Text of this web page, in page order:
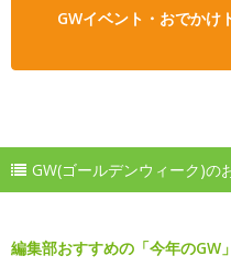
GWイベント・おでかけ
GW(ゴールデンウィーク)の
編集部おすすめの「今年のGW